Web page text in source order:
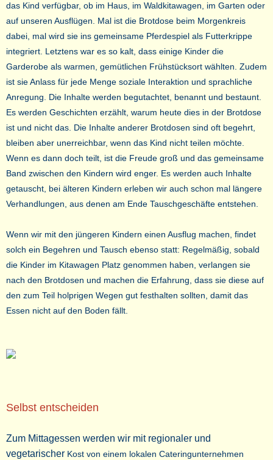
das Kind verfügbar, ob im Haus, im Waldkitawagen, im Garten oder
auf unseren Ausflügen. Mal ist die Brotdose beim Morgenkreis
dabei, mal wird sie ins gemeinsame Pferdespiel als Futterkrippe
integriert. Letztens war es so kalt, dass einige Kinder die
Garderobe als warmen, gemütlichen Frühstücksort wählten. Zudem
ist sie Anlass für jede Menge soziale Interaktion und sprachliche
Anregung. Die Inhalte werden begutachtet, benannt und bestaunt.
Es werden Geschichten erzählt, warum heute dies in der Brotdose
ist und nicht das. Die Inhalte anderer Brotdosen sind oft begehrt,
bleiben aber unerreichbar, wenn das Kind nicht teilen möchte.
Wenn es dann doch teilt, ist die Freude groß und das gemeinsame
Band zwischen den Kindern wird enger. Es werden auch Inhalte
getauscht, bei älteren Kindern erleben wir auch schon mal längere
Verhandlungen, aus denen am Ende Tauschgeschäfte entstehen.
Wenn wir mit den jüngeren Kindern einen Ausflug machen, findet
solch ein Begehren und Tausch ebenso statt: Regelmäßig, sobald
die Kinder im Kitawagen Platz genommen haben, verlangen sie
nach den Brotdosen und machen die Erfahrung, dass sie diese auf
den zum Teil holprigen Wegen gut festhalten sollten, damit das
Essen nicht auf den Boden fällt.
Selbst entscheiden
Zum Mittagessen werden wir mit regionaler und
vegetarischer Kost von einem lokalen Cateringunternehmen